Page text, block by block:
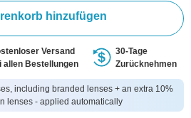
hinzufügen
Versand
allen Bestellungen
30-Tage
Zurücknehmen
including branded lenses + an extra 10%
lenses - applied automatically